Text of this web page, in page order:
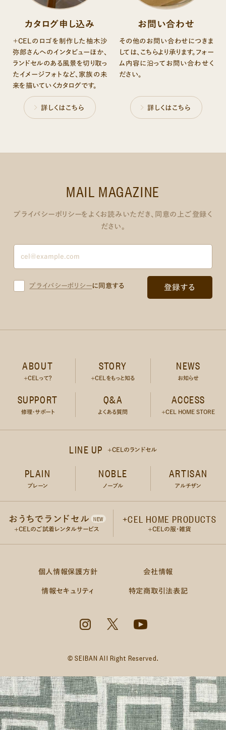
ABOUT
+CELって？
STORY
+CELをもっと知る
NEWS
お知らせ
Q&A
LINE UP +CELのランドセル
PLAIN
プレーン
NOBLE
ノーブル
ARTISAN
アルチザン
カタログ申し込み
＋CELのロゴを制作した柚木沙
弥郎さんへのインタビューほか、
ランドセルのある風景を切り取っ
たイメージフォトなど、家族の未
来を描いていくカタログです。
詳しくはこちら
お問い合わせ
その他のお問い合わせにつきま
しては、こちらより承ります。フォー
ム内容に沿ってお問い合わせく
ださい。
詳しくはこちら
ABOUT
+CELって？
STORY
+CELをもっと知る
NEWS
お知らせ
SUPPORT
修理・サポート
Q&A
よくある質問
ACCESS
+CEL HOME STORE
LINE UP +CELのランドセル
PLAIN
プレーン
NOBLE
ノーブル
ARTISAN
アルチザン
おうちでランドセル NEW
+CELのご試着レンタルサービス
+CEL HOME PRODUCTS
+CELの服・雑貨
MAIL MAGAZINE
プライバシーポリシーをよくお読みいただき、同意の上ご登録く
ださい。
プライバシーポリシーに同意する
個人情報保護方針 会社情報
情報セキュリティ 特定商取引法表記
© SEIBAN All Right Reserved.